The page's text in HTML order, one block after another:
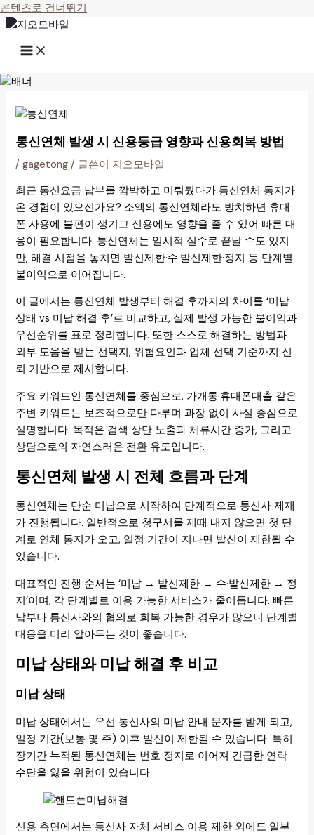
콘텐츠로 건너뛰기
통신연체 발생 시 신용등급 영향과 신용회복 방법
/gagetong / 글쓴이 지오모바일
최근 통신요금 납부를 깜박하고 미뤄뒀다가 통신연체 통지가
온 경험이 있으신가요? 소액의 통신연체라도 방치하면 휴대
폰 사용에 불편이 생기고 신용에도 영향을 줄 수 있어 빠른 대
응이 필요합니다. 통신연체는 일시적 실수로 끝날 수도 있지
만, 해결 시점을 놓치면 발신제한·수·발신제한·정지 등 단계별
불이익으로 이어집니다.
이 글에서는 통신연체 발생부터 해결 후까지의 차이를 ‘미납
상태 vs 미납 해결 후’로 비교하고, 실제 발생 가능한 불이익과
우선순위를 표로 정리합니다. 또한 스스로 해결하는 방법과
외부 도움을 받는 선택지, 위험요인과 업체 선택 기준까지 신
뢰 기반으로 제시합니다.
주요 키워드인 통신연체를 중심으로, 가개통·휴대폰대출 같은
주변 키워드는 보조적으로만 다루며 과장 없이 사실 중심으로
설명합니다. 목적은 검색 상단 노출과 체류시간 증가, 그리고
상담으로의 자연스러운 전환 유도입니다.
통신연체 발생 시 전체 흐름과 단계
통신연체는 단순 미납으로 시작하여 단계적으로 통신사 제재
가 진행됩니다. 일반적으로 청구서를 제때 내지 않으면 첫 단
계로 연체 통지가 오고, 일정 기간이 지나면 발신이 제한될 수
있습니다.
대표적인 진행 순서는 ‘미납 → 발신제한 → 수·발신제한 → 정
지’이며, 각 단계별로 이용 가능한 서비스가 줄어듭니다. 빠른
납부나 통신사와의 협의로 회복 가능한 경우가 많으니 단계별
대응을 미리 알아두는 것이 좋습니다.
미납 상태와 미납 해결 후 비교
미납 상태
미납 상태에서는 우선 통신사의 미납 안내 문자를 받게 되고,
일정 기간(보통 몇 주) 이후 발신이 제한될 수 있습니다. 특히
장기간 누적된 통신연체는 번호 정지로 이어져 긴급한 연락
수단을 잃을 위험이 있습니다.
신용 측면에서는 통신사 자체 서비스 이용 제한 외에도 일부